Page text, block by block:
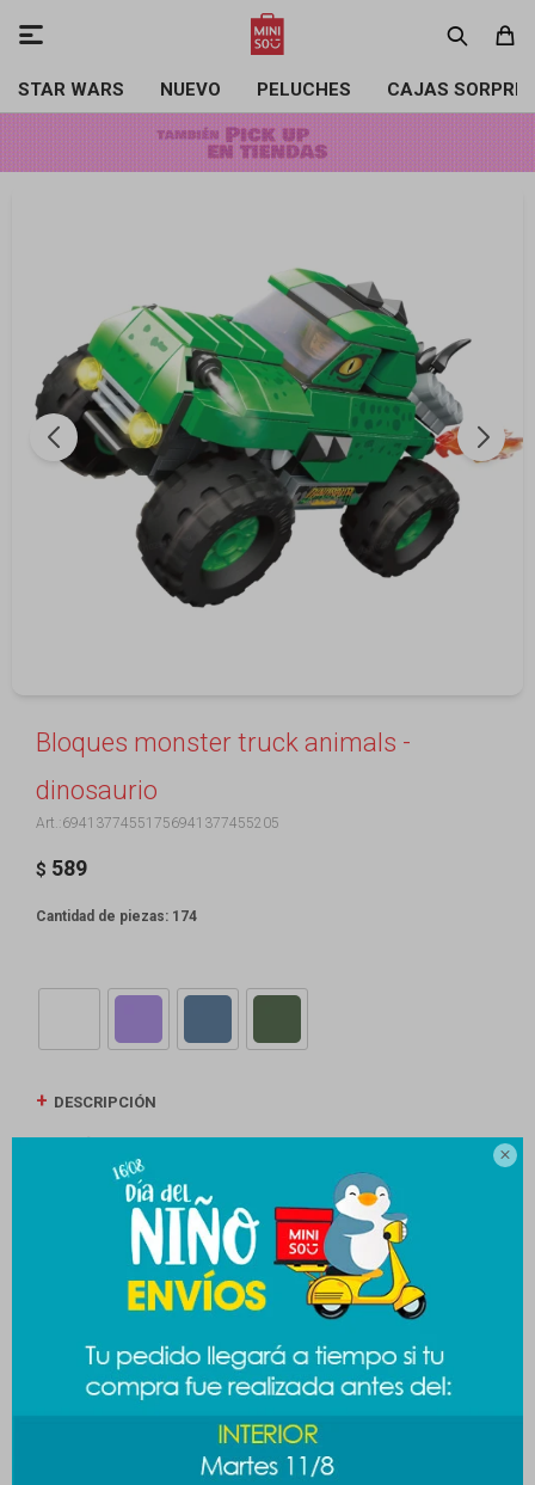

STAR WARS NUEVO PELUCHES CAJAS

Bloques monster truck animals -
dinosaurio
69413774551756941377455205
$ 589
Cantidad de piezas: 174
DESCRIPCIÓN
CAMBIOS Y DEVOLUCIONES
MEDIOS DE PAGO
Productos que te pueden interesar